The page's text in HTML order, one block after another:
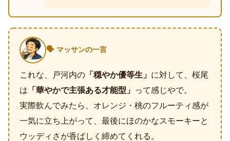
🗣️ マッサンの一言
これな、戸河内の 「穏やか優等生」 に対して、桜尾
は 「華やかで主張ある才能型」 って感じやで。
実際飲んでみたら、オレンジ・桃のフルーティ感が
一気に立ち上がって、最後にほのかなスモーキーと
ウッディさが香ばしく締めてくれる。